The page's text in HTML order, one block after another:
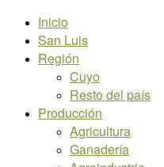
Inicio
San Luis
Región
Cuyo
Resto del país
Producción
Agricultura
Ganadería